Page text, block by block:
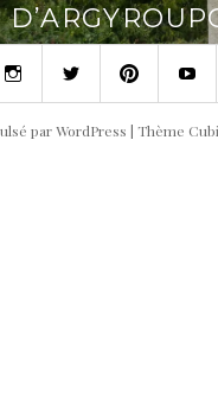
InstagramTwitterPinterest
par WordPress | Thème